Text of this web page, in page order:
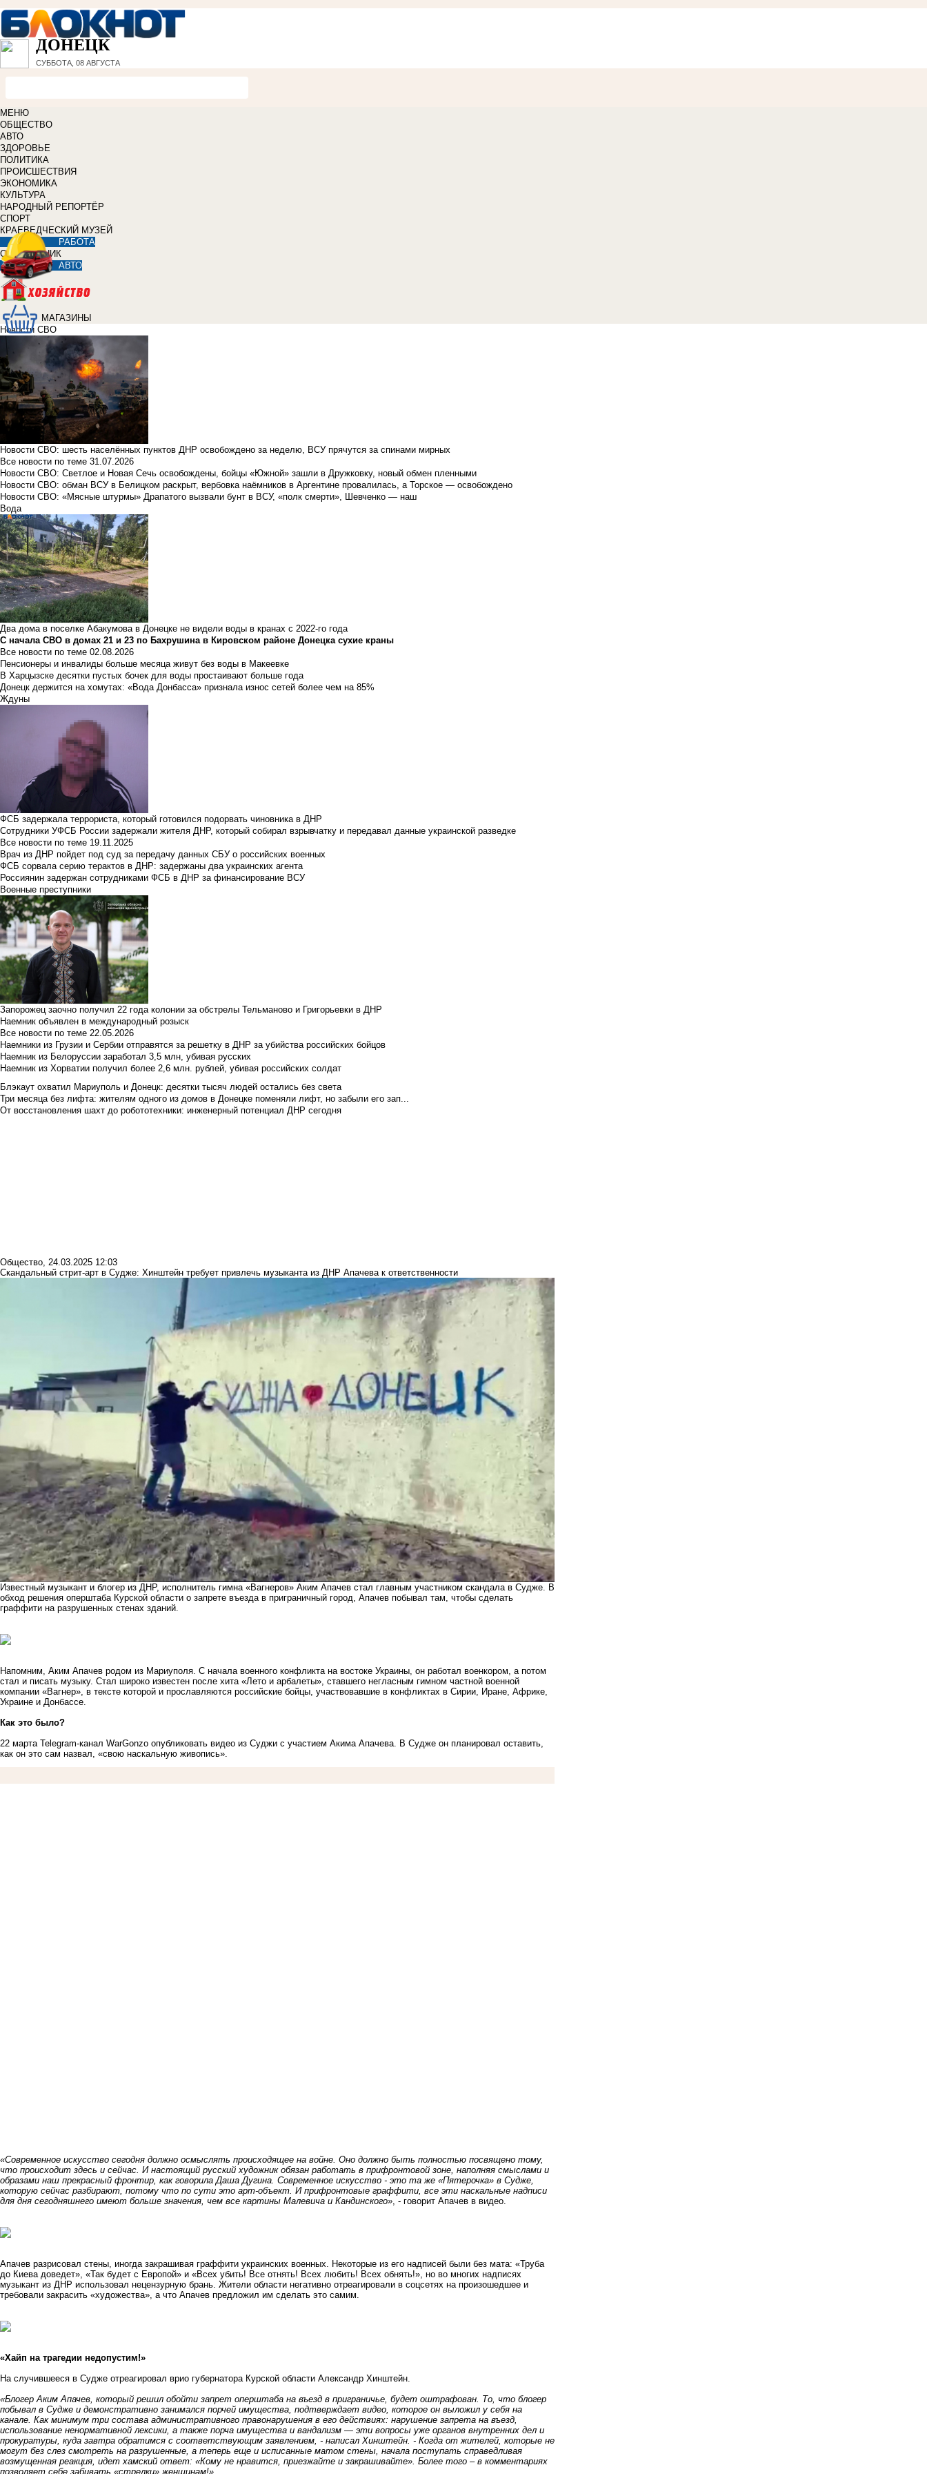
ДОНЕЦК
СУББОТА, 08 АВГУСТА
МЕНЮ
ОБЩЕСТВО
АВТО
ЗДОРОВЬЕ
ПОЛИТИКА
ПРОИСШЕСТВИЯ
ЭКОНОМИКА
КУЛЬТУРА
НАРОДНЫЙ РЕПОРТЁР
СПОРТ
КРАЕВЕДЧЕСКИЙ МУЗЕЙ
РАБОТА
СПРАВОЧНИК
АВТО
МАГАЗИНЫ
Новости СВО
Новости СВО: шесть населённых пунктов ДНР освобождено за неделю, ВСУ прячутся за спинами мирных
Все новости по теме 31.07.2026
Новости СВО: Светлое и Новая Сечь освобождены, бойцы «Южной» зашли в Дружковку, новый обмен пленными
Новости СВО: обман ВСУ в Белицком раскрыт, вербовка наёмников в Аргентине провалилась, а Торское — освобождено
Новости СВО: «Мясные штурмы» Драпатого вызвали бунт в ВСУ, «полк смерти», Шевченко — наш
Вода
Два дома в поселке Абакумова в Донецке не видели воды в кранах с 2022-го года
С начала СВО в домах 21 и 23 по Бахрушина в Кировском районе Донецка сухие краны
Все новости по теме 02.08.2026
Пенсионеры и инвалиды больше месяца живут без воды в Макеевке
В Харцызске десятки пустых бочек для воды простаивают больше года
Донецк держится на хомутах: «Вода Донбасса» признала износ сетей более чем на 85%
Ждуны
ФСБ задержала террориста, который готовился подорвать чиновника в ДНР
Сотрудники УФСБ России задержали жителя ДНР, который собирал взрывчатку и передавал данные украинской разведке
Все новости по теме 19.11.2025
Врач из ДНР пойдет под суд за передачу данных СБУ о российских военных
ФСБ сорвала серию терактов в ДНР: задержаны два украинских агента
Россиянин задержан сотрудниками ФСБ в ДНР за финансирование ВСУ
Военные преступники
Запорожец заочно получил 22 года колонии за обстрелы Тельманово и Григорьевки в ДНР
Наемник объявлен в международный розыск
Все новости по теме 22.05.2026
Наемники из Грузии и Сербии отправятся за решетку в ДНР за убийства российских бойцов
Наемник из Белоруссии заработал 3,5 млн, убивая русских
Наемник из Хорватии получил более 2,6 млн. рублей, убивая российских солдат
Блэкаут охватил Мариуполь и Донецк: десятки тысяч людей остались без света
Три месяца без лифта: жителям одного из домов в Донецке поменяли лифт, но забыли его зап...
От восстановления шахт до робототехники: инженерный потенциал ДНР сегодня
Общество 24.03.2025 12:03
Скандальный стрит-арт в Судже: Хинштейн требует привлечь музыканта из ДНР Апачева к ответственности
Известный музыкант и блогер из ДНР, исполнитель гимна «Вагнеров» Аким Апачев стал главным участником скандала в Судже. В
обход решения оперштаба Курской области о запрете въезда в приграничный город, Апачев побывал там, чтобы сделать
граффити на разрушенных стенах зданий.
Напомним, Аким Апачев родом из Мариуполя. С начала военного конфликта на востоке Украины, он работал военкором, а потом
стал и писать музыку. Стал широко известен после хита «Лето и арбалеты», ставшего негласным гимном частной военной
компании «Вагнер», в тексте которой и прославляются российские бойцы, участвовавшие в конфликтах в Сирии, Иране, Африке,
Украине и Донбассе.
Как это было?
22 марта Telegram-канал WarGonzo опубликовать видео из Суджи с участием Акима Апачева. В Судже он планировал оставить,
как он это сам назвал, «свою наскальную живопись».
«Современное искусство сегодня должно осмыслять происходящее на войне. Оно должно быть полностью посвящено тому,
что происходит здесь и сейчас. И настоящий русский художник обязан работать в прифронтовой зоне, наполняя смыслами и
образами наш прекрасный фронтир, как говорила Даша Дугина. Современное искусство - это та же «Пятерочка» в Судже,
которую сейчас разбирают, потому что по сути это арт-объект. И прифронтовые граффити, все эти наскальные надписи
для дня сегодняшнего имеют больше значения, чем все картины Малевича и Кандинского» , - говорит Апачев в видео.
Апачев разрисовал стены, иногда закрашивая граффити украинских военных. Некоторые из его надписей были без мата: «Труба
до Киева доведет», «Так будет с Европой» и «Всех убить! Все отнять! Всех любить! Всех обнять!», но во многих надписях
музыкант из ДНР использовал нецензурную брань. Жители области негативно отреагировали в соцсетях на произошедшее и
требовали закрасить «художества», а что Апачев предложил им сделать это самим.
«Хайп на трагедии недопустим!»
На случившееся в Судже отреагировал врио губернатора Курской области Александр Хинштейн.
«Блогер Аким Апачев, который решил обойти запрет оперштаба на въезд в приграничье, будет оштрафован. То, что блогер
побывал в Судже и демонстративно занимался порчей имущества, подтверждает видео, которое он выложил у себя на
канале. Как минимум три состава административного правонарушения в его действиях: нарушение запрета на въезд,
использование ненормативной лексики, а также порча имущества и вандализм — эти вопросы уже органов внутренних дел и
прокуратуры, куда завтра обратимся с соответствующим заявлением, - написал Хинштейн. - Когда от жителей, которые не
могут без слез смотреть на разрушенные, а теперь еще и исписанные матом стены, начала поступать справедливая
возмущенная реакция, идет хамский ответ: «Кому не нравится, приезжайте и закрашивайте». Более того – в комментариях
позволяет себе забивать «стрелки» женщинам!»